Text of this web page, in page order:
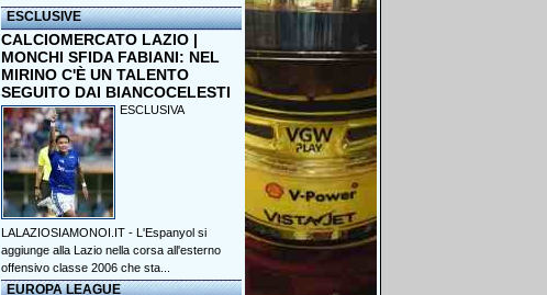
ESCLUSIVE
CALCIOMERCATO LAZIO |
MONCHI SFIDA FABIANI: NEL
MIRINO C'È UN TALENTO
SEGUITO DAI BIANCOCELESTI
ESCLUSIVA
LALAZIOSIAMONOI.IT - L'Espanyol si
aggiunge alla Lazio nella corsa all'esterno
offensivo classe 2006 che sta...
EUROPA LEAGUE